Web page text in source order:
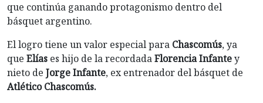
que continúa ganando protagonismo dentro del
básquet argentino.
El logro tiene un valor especial para Chascomús, ya
que Elías es hijo de la recordadaFlorencia Infantey
nieto de Jorge Infante, ex entrenador del básquet de
Atlético Chascomús.